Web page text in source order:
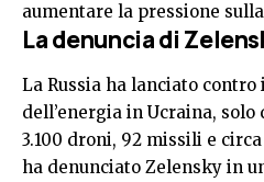
aumentare la pressione sulla
La denuncia di
La Russia ha lanciato
dell’energia in Ucraina,
3.100 droni, 92 missili e
ha denunciato Zelensky in